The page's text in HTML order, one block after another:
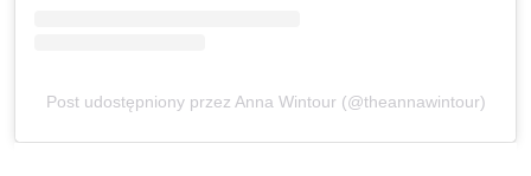
Post udostępniony przez Anna Wintour (@theannawintour)